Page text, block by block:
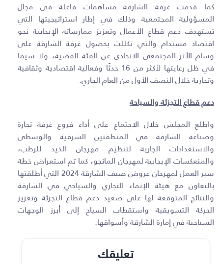
كما قدمت غرفة الشارقة مساهمات فاعلة في مجال
المسؤولية المجتمعية وذلك في إطار استراتيجيتها التي
تستهدف دعم قطاع الأعمال وتعزيز ممارساته الإيجابية نحو
اقتصاد مستدام والتي تكللت بحصول غرفة الشارقة على
وسام الأثر المجتمعي الاتحادي عن الفئة الفضية، ولا سيما
في ظل رعايتها لأكثر من 16 حدثًا وفعالية اقتصادية وثقافية
وتجارية خلال النصف الأول من العام الجاري.
دعم قطاع التجزئة والسياحة
واطلع المجلس خلال الاجتماع على أداء فروع غرفة تجارة
وصناعة الشارقة في المنطقتين الشرقية والوسطى
والاستعدادات الجارية لتنظيم مهرجان الذيد للرطب،
والمنعكسات الإيجابية لمهرجان المانجو، كما تم استعراض خطة
سير العمل لمهرجان عروض صيف الشارقة 2024 التي أطلقتها
بالتعاون مع هيئة الإنماء التجاري والسياحي في الشارقة
والنتائج المتوقعة لها على صعيد دعم قطاع التجزئة وتعزيز
الحركة التسويقية واستقطاب السياح إلى أبرز الوجهات
السياحية في إمارة الشارقة وأسواقها.
تعليقك